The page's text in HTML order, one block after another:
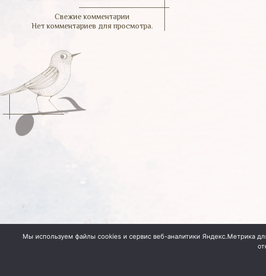
Свежие комментарии
Нет комментариев для просмотра.
Мы используем файлы cookies и сервис веб-аналитики Яндекс.Метрика